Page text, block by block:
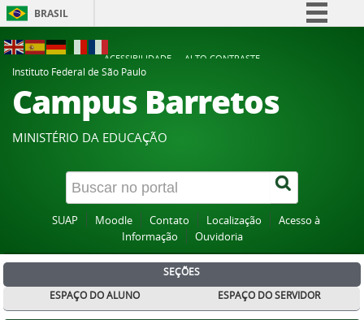
BRASIL
Participe
Acesso à informação
Canais
ACESSIBILIDADE
ALTO CONTRASTE
Instituto Federal de São Paulo
Campus Barretos
MINISTÉRIO DA EDUCAÇÃO
SUAP Moodle Contato Localização
Acesso à
Informação
Ouvidoria
SEÇÕES
ESPAÇO DO ALUNO
ESPAÇO DO SERVIDOR